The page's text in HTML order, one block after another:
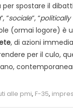
spostare il
“, “sociale“, “
(ormai logore) è
, di azioni
per il culo,
alle pmi, F-35,